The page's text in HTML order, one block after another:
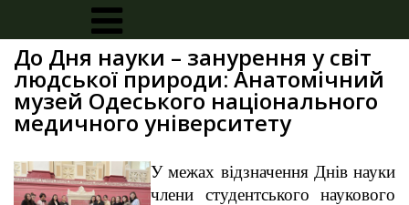
До Дня науки – занурення у світ
людської природи: Анатомічний
музей Одеського національного
медичного університету
У межах відзначення Днів науки
члени студентського наукового